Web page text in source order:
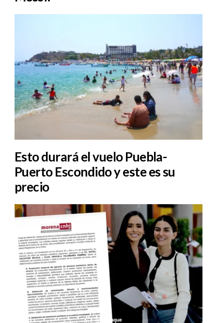
Esto durará el vuelo Puebla-
Puerto Escondido y este es su
precio